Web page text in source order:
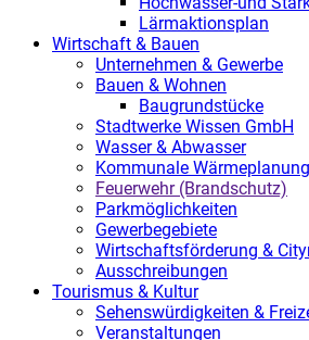
Lärmaktionsplan
Wirtschaft & Bauen
Unternehmen & Gewerbe
Bauen & Wohnen
Baugrundstücke
Stadtwerke Wissen GmbH
Wasser & Abwasser
Kommunale Wärmeplanung
Feuerwehr (Brandschutz)
Parkmöglichkeiten
Gewerbegebiete
Wirtschaftsförderung &
Ausschreibungen
Tourismus & Kultur
Sehenswürdigkeiten &
Veranstaltungen